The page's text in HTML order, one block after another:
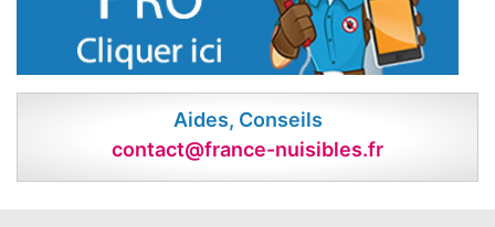
Aides, Conseils
contact@france-nuisibles.fr